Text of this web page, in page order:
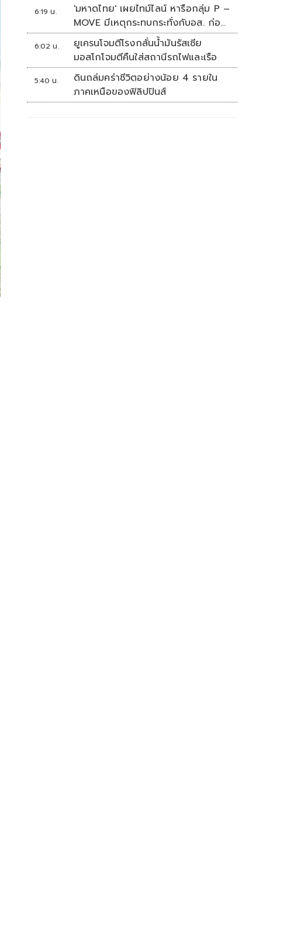
6:19 น.
'มหาดไทย' เผยไทม์ไลน์ หารือกลุ่ม P –
MOVE มีเหตุกระทบกระทั่งกับอส. ก่อน
พาส่งขึ้นรถกลับ
6:02 น.
ยูเครนโจมตีโรงกลั่นน้ำมันรัสเซีย
มอสโกโจมตีคืนใส่สถานีรถไฟและเรือ
5:40 น.
ดินถล่มคร่าชีวิตอย่างน้อย 4 รายใน
ภาคเหนือของฟิลิปปินส์